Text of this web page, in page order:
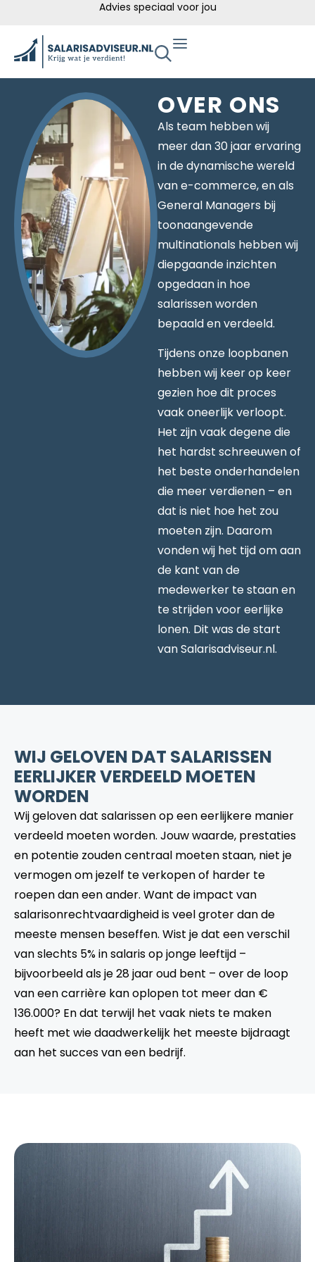
Advies speciaal voor jou
OVER ONS
Als team hebben wij
meer dan 30 jaar ervaring
in de dynamische wereld
van e-commerce, en als
General Managers bij
toonaangevende
multinationals hebben wij
diepgaande inzichten
opgedaan in hoe
salarissen worden
bepaald en verdeeld.
Tijdens onze loopbanen
hebben wij keer op keer
gezien hoe dit proces
vaak oneerlijk verloopt.
Het zijn vaak degene die
het hardst schreeuwen of
het beste onderhandelen
die meer verdienen – en
dat is niet hoe het zou
moeten zijn. Daarom
vonden wij het tijd om aan
de kant van de
medewerker te staan en
te strijden voor eerlijke
lonen. Dit was de start
van Salarisadviseur.nl.
WIJ GELOVEN DAT SALARISSEN
EERLIJKER VERDEELD MOETEN
WORDEN
Wij geloven dat salarissen op een eerlijkere manier
verdeeld moeten worden. Jouw waarde, prestaties
en potentie zouden centraal moeten staan, niet je
vermogen om jezelf te verkopen of harder te
roepen dan een ander. Want de impact van
salarisonrechtvaardigheid is veel groter dan de
meeste mensen beseffen. Wist je dat een verschil
van slechts 5% in salaris op jonge leeftijd –
bijvoorbeeld als je 28 jaar oud bent – over de loop
van een carrière kan oplopen tot meer dan €
136.000? En dat terwijl het vaak niets te maken
heeft met wie daadwerkelijk het meeste bijdraagt
aan het succes van een bedrijf.